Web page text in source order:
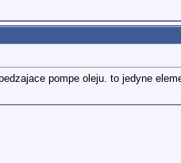
pompe oleju. to jedyne